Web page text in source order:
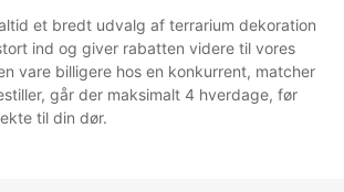
et bredt udvalg af terrarium dekoration
ind og giver rabatten videre til vores
vare billigere hos en konkurrent, matcher
går der maksimalt 4 hverdage, før
til din dør.